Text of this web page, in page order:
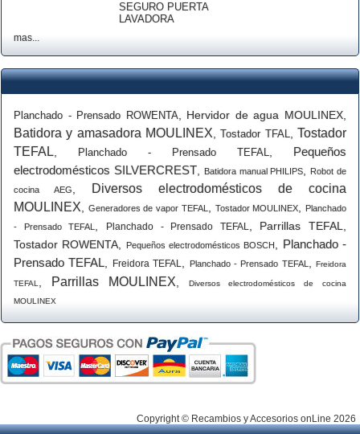
SEGURO PUERTA
LAVADORA
mas...
Planchado - Prensado ROWENTA, Hervidor de agua MOULINEX
Batidora y amasadora MOULINEX ,Tostador TFAL ,Tostador
TEFAL
Planchado - Prensado TEFAL
Pequeños
electrodomésticos SILVERCREST, Batidora manual PHILIPS ,Robot de
cocina AEG
Diversos electrodomésticos de cocina
MOULINEX
Generadores de vapor TEFAL Tostador MOULINEX ,Planchado
- Prensado TEFAL
Planchado - Prensado TEFAL Parrillas TEFAL
Tostador ROWENTA
Pequeños electrodomésticos BOSCH
Planchado -
Prensado TEFAL
Freidora TEFAL Planchado - Prensado TEFAL Freidora
TEFAL Parrillas MOULINEX
Diversos electrodomésticos de cocina
MOULINEX
Copyright © Recambios y Accesorios onLine 2026